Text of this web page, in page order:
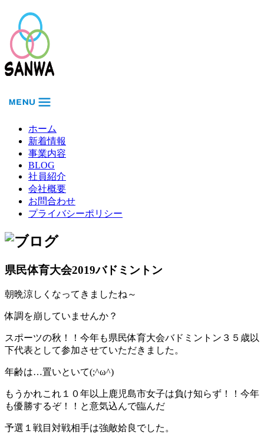
ホーム
新着情報
事業内容
BLOG
社員紹介
会社概要
お問合わせ
プライバシーポリシー
県民体育大会2019バドミントン
朝晩涼しくなってきましたね～
体調を崩していませんか？
スポーツの秋！！今年も県民体育大会バドミントン３５歳以
下代表として参加させていただきました。
年齢は…置いといて(;^ω^)
もうかれこれ１０年以上鹿児島市女子は負け知らず！！今年
も優勝するぞ！！と意気込んで臨んだ
予選１戦目対戦相手は強敵姶良でした。